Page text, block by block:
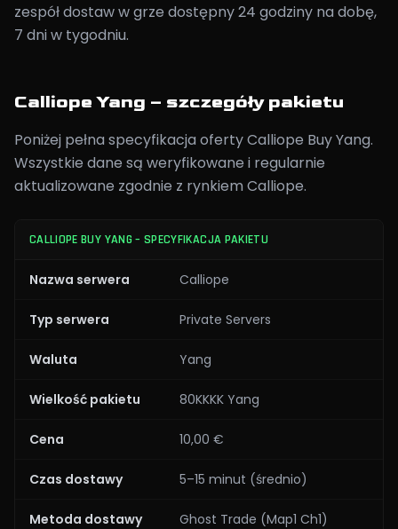
zespół dostaw w grze dostępny 24 godziny na dobę,
7 dni w tygodniu.
Calliope Yang – szczegóły pakietu
Poniżej pełna specyfikacja oferty Calliope Buy Yang.
Wszystkie dane są weryfikowane i regularnie
aktualizowane zgodnie z rynkiem Calliope.
CALLIOPE BUY YANG – SPECYFIKACJA PAKIETU
Nazwa serwera Calliope
Typ serwera Private Servers
Waluta Yang
Wielkość pakietu 80KKKK Yang
Cena 10,00 €
Czas dostawy 5–15 minut (średnio)
Metoda dostawy Ghost Trade (Map1 Ch1)